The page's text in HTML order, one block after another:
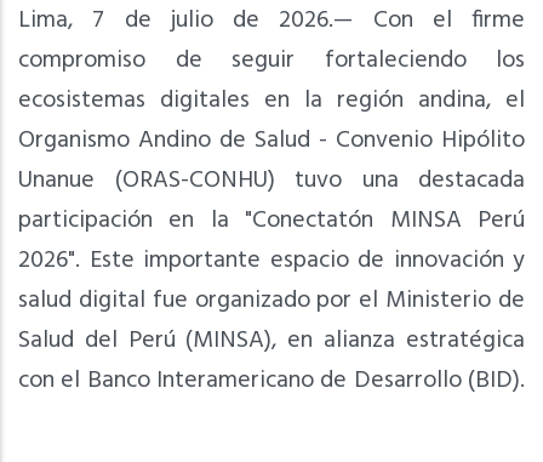
Lima, 7 de julio de 2026.— Con el firme
compromiso de seguir fortaleciendo los
ecosistemas digitales en la región andina, el
Organismo Andino de Salud - Convenio Hipólito
Unanue (ORAS-CONHU) tuvo una destacada
participación en la "Conectatón MINSA Perú
2026". Este importante espacio de innovación y
salud digital fue organizado por el Ministerio de
Salud del Perú (MINSA), en alianza estratégica
con el Banco Interamericano de Desarrollo (BID).